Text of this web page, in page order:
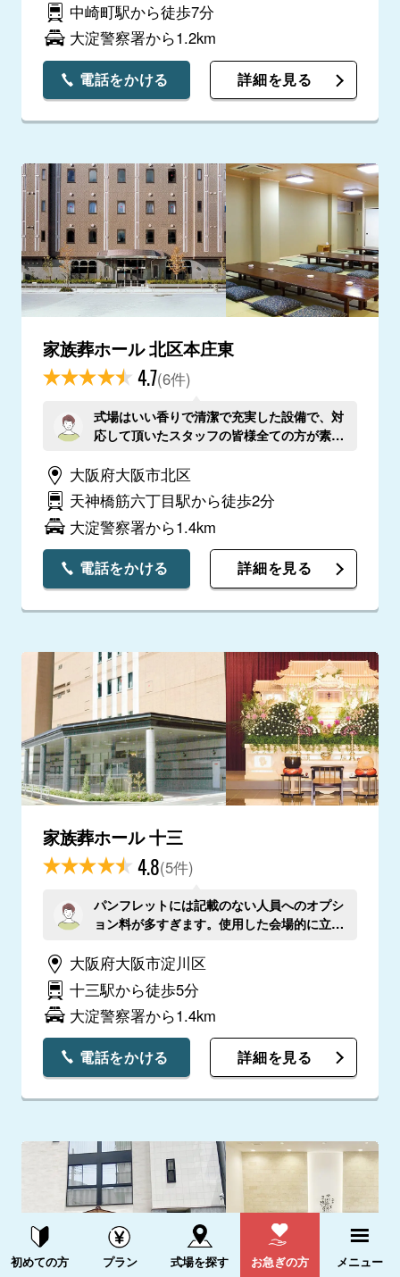
中崎町駅から徒歩7分
大淀警察署から1.2km
電話をかける 詳細を見る
家族葬ホール 北区本庄東
4.7(6件)
式場はいい香りで清潔で充実した設備で、対
応して頂いたスタッフの皆様全ての方が素晴
ました。 家族皆リラックスして父を送るこ
とが出来ました。ありがとうございます。
大阪府大阪市北区
天神橋筋六丁目駅から徒歩2分
大淀警察署から1.4km
電話をかける 詳細を見る
家族葬ホール 十三
4.8(5件)
パンフレットには記載のない人員へのオプシ
ョン料が多すぎます。使用した会場的に立体
めの駐車場誘導係に22,000円かかると言われ
たり、2日間でアシスタント料38,500円かか
ると言われたり、一見安いように見えました
が、ちょっと高すぎました。パンフレットに
もそれがわかるように記載が欲しかったで
す。今回結果的に高いと思っていたお寺で式
を挙げた方が安かったです。 駐車場誘導係
来るの？」などと聞かれてもわからない方に
確認しされ、「私に聞かれても・・・連携大
丈夫？」と混乱されていました。また、その
方が開始３０分前に会場に行かれるとスタッ
フも誰もおらず、「どこにいる？」と電話が
あリマした。一人運営スタッフはついている
ものの、お寺様への対応や受付等が手薄にな
大阪府大阪市淀川区
十三駅から徒歩5分
大淀警察署から1.4km
電話をかける 詳細を見る
資料請求する 電話をかける
初めての方 プラン 式場を探す お急ぎの方 メニュー